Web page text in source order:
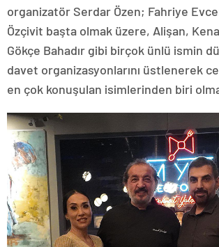
organizatör Serdar Özen; Fahriye
Özçivit başta olmak üzere, Alişan,
Gökçe Bahadır gibi birçok ünlü ismin
davet organizasyonlarını üstlenerek
en çok konuşulan isimlerinden biri